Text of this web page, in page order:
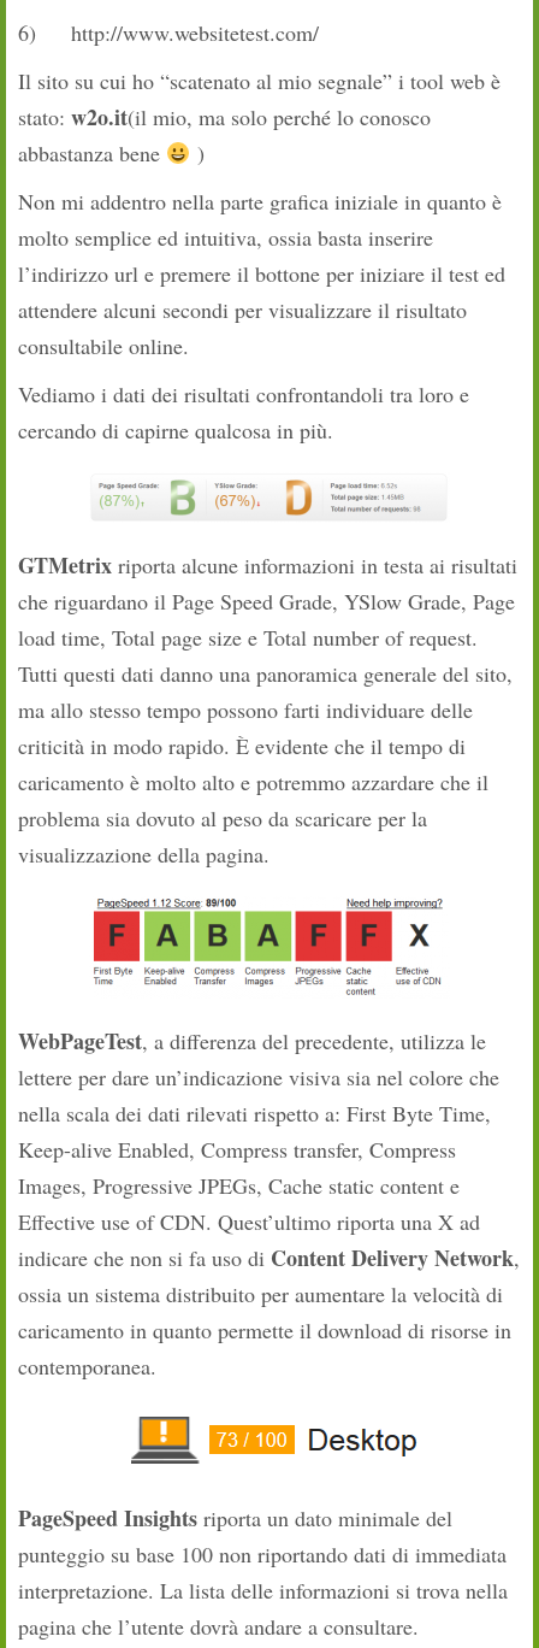
6) http://www.websitetest.com/
Il sito su cui ho “scatenato al mio segnale” i tool web è
stato: w2o.it(il mio, ma solo perché lo conosco
abbastanza bene
)
Non mi addentro nella parte grafica iniziale in quanto è
molto semplice ed intuitiva, ossia basta inserire
l’indirizzo url e premere il bottone per iniziare il test ed
attendere alcuni secondi per visualizzare il risultato
consultabile online.
Vediamo i dati dei risultati confrontandoli tra loro e
cercando di capirne qualcosa in più.
GTMetrix riporta alcune informazioni in testa ai risultati
che riguardano il Page Speed Grade, YSlow Grade, Page
load time, Total page size e Total number of request.
Tutti questi dati danno una panoramica generale del sito,
ma allo stesso tempo possono farti individuare delle
criticità in modo rapido. È evidente che il tempo di
caricamento è molto alto e potremmo azzardare che il
problema sia dovuto al peso da scaricare per la
visualizzazione della pagina.
WebPageTest, a differenza del precedente, utilizza le
lettere per dare un’indicazione visiva sia nel colore che
nella scala dei dati rilevati rispetto a: First Byte Time,
Keep-alive Enabled, Compress transfer, Compress
Images, Progressive JPEGs, Cache static content e
Effective use of CDN. Quest’ultimo riporta una X ad
indicare che non si fa uso di Content Delivery Network,
ossia un sistema distribuito per aumentare la velocità di
caricamento in quanto permette il download di risorse in
contemporanea.
PageSpeed Insights riporta un dato minimale del
punteggio su base 100 non riportando dati di immediata
interpretazione. La lista delle informazioni si trova nella
pagina che l’utente dovrà andare a consultare.